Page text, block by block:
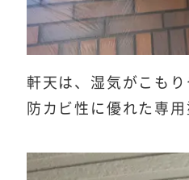
軒天は、湿気がこもり
防カビ性に優れた専